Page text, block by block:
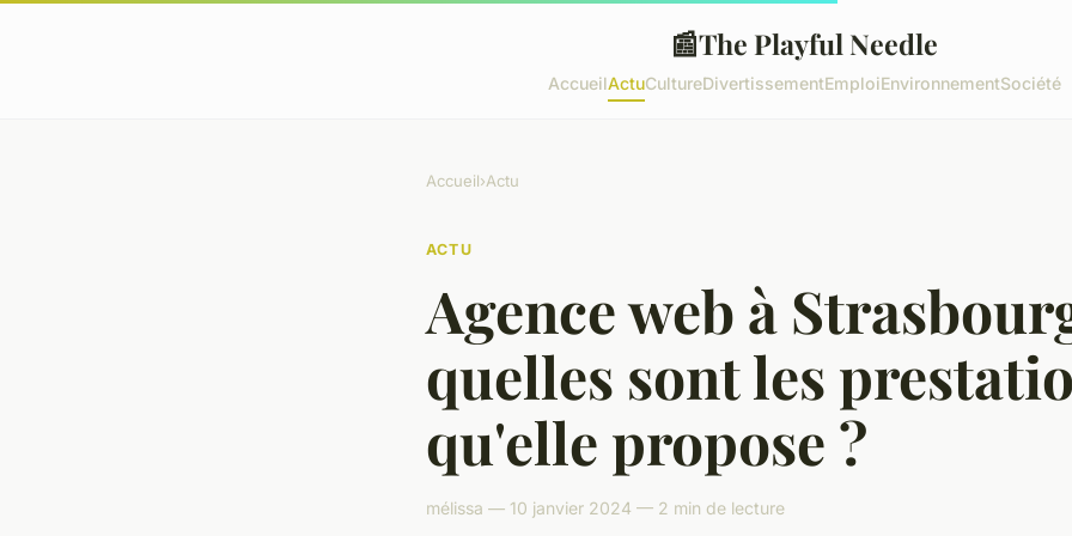
📰The Playful Needle
AccueilActuCultureDivertissementEmploiEnvironnementSociété
Accueil›Actu
ACTU
Agence web à
quelles sont les
qu'elle propose ?
mélissa — 10 janvier 2024 — 2 min de lecture